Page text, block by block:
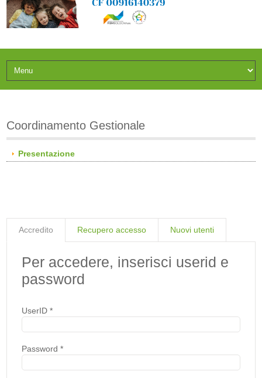
Coordinamento Gestionale
Presentazione
Accredito Recupero accesso Nuovi utenti
Per accedere, inserisci userid e
password
UserID*
Password*